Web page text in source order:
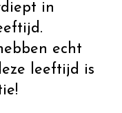
in
echt
leeftijd is